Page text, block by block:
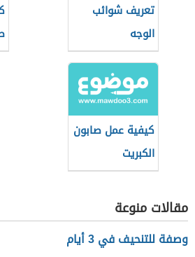
تعريف شوائب
الوجه
كيفية عمل صابون
الكبريت
مقالات منوعة
وصفة للتنحيف في 3 أيام